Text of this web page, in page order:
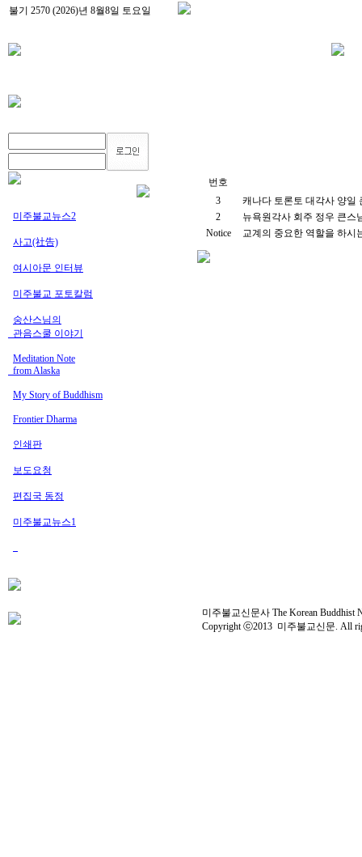
미주불교뉴스2
사고(社告)
여시아문 인터뷰
미주불교 포토칼럼
숭산스님의
_관음스쿨 이야기
Meditation Note
from Alaska
My Story of Buddhism
Frontier Dharma
인쇄판
보도요청
편집국 동정
미주불교뉴스1
번호
3
캐나다 토론토 대각사 양일
2
뉴욕원각사 회주 정우 큰스
Notice
교계의 중요한 역할을 하시
미주불교신문사 The Korean Buddhist
Copyright ⓒ2013 미주불교신문. All